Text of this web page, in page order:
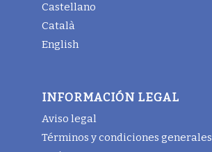
Castellano
Català
English
INFORMACIÓN LEGAL
Aviso legal
Términos y condiciones generales